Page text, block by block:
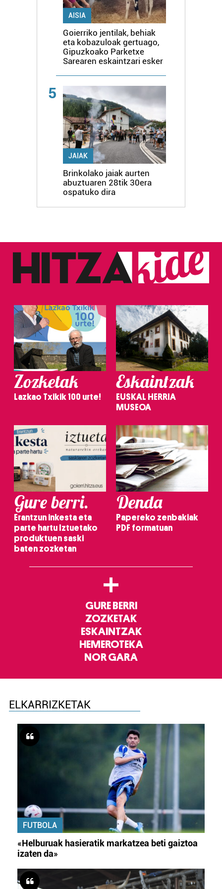
AISIA
Goierriko jentilak, behiak
eta kobazuloak gertuago,
Gipuzkoako Parketxe
Sarearen eskaintzari esker
5
JAIAK
Brinkolako jaiak aurten
abuztuaren 28tik 30era
ospatuko dira
Zozketak
Lazkao Txikik 100 urte!
Eskaintzak
EUSKAL HERRIA
MUSEOA
Gure berri.
Erantzun inkesta eta
parte hartu Iztuetako
produktuen saski
baten zozketan
Denda
Papereko zenbakiak
PDF formatuan
+
GURE BERRI
ZOZKETAK
ESKAINTZAK
HEMEROTEKA
NOR GARA
ELKARRIZKETAK
FUTBOLA
«Helburuak hasieratik markatzea beti gaiztoa
izaten da»